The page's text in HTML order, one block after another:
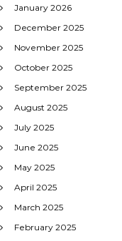
January 2026
December 2025
November 2025
October 2025
September 2025
August 2025
July 2025
June 2025
May 2025
April 2025
March 2025
February 2025